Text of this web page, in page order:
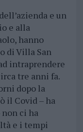
e un
e alla
hanno
di Villa San
intraprendere
tre anni fa.
dopo la
il Covid – ha
ci ha
e i tempi